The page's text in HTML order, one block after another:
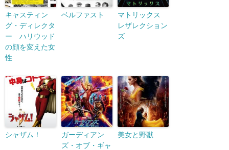
キャスティン
グ・ディレクタ
ー ハリウッド
の顔を変えた女
性
ベルファスト
マトリックス
レザレクション
ズ
シャザム！
ガーディアン
ズ・オブ・ギャ
美女と野獣